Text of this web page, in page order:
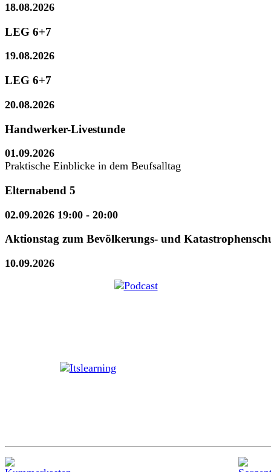
18.08.2026
LEG 6+7
19.08.2026
LEG 6+7
20.08.2026
Handwerker-Livestunde
01.09.2026
Praktische Einblicke in dem Beufsalltag
Elternabend 5
02.09.2026 19:00 - 20:00
Aktionstag zum Bevölkerungs- und
10.09.2026